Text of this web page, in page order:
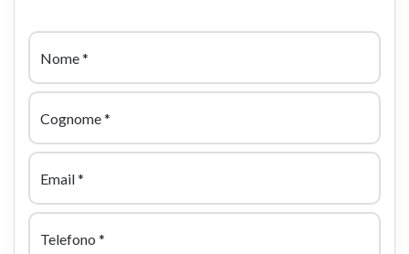
Nome*
Cognome*
Email*
Telefono *